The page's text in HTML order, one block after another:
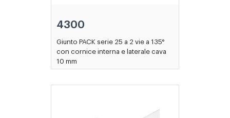
4300
Giunto PACK serie 25 a 2 vie a 135°
con cornice interna e laterale cava
10 mm